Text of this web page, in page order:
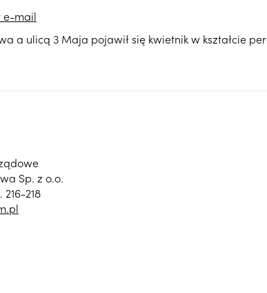
e-mail
a ulicą 3 Maja pojawił się kwietnik w kształcie
Sp. z o.o.
218